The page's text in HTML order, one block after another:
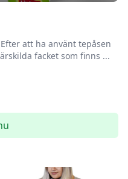
att ha använt tepåsen
facket som finns ...